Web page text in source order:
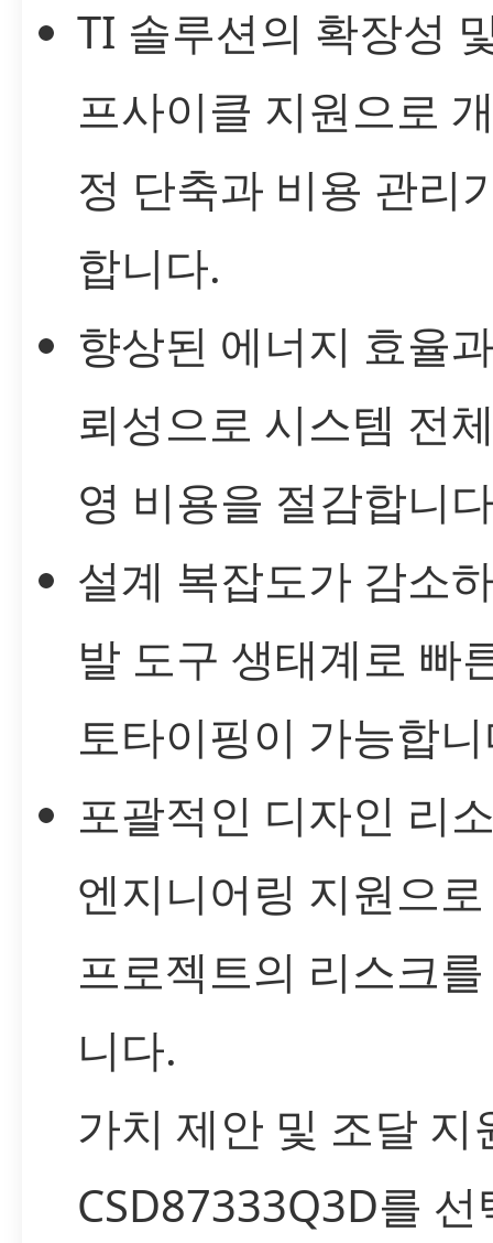
TI 솔루션의 확장성
프사이클 지원으로
정 단축과 비용 관리
합니다.
향상된 에너지 효율
뢰성으로 시스템 전
영 비용을 절감합니
설계 복잡도가 감소
발 도구 생태계로 빠
토타이핑이 가능합
포괄적인 디자인 리
엔지니어링 지원으
프로젝트의 리스크
니다.
가치 제안 및 조달 지
CSD87333Q3D를